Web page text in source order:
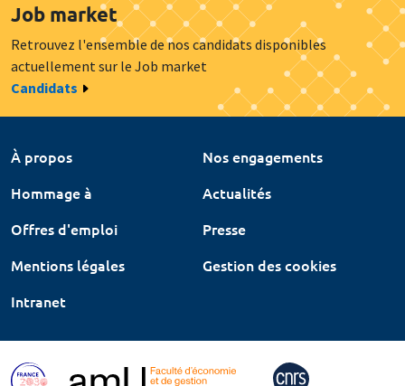
Job market
Retrouvez l'ensemble de nos candidats disponibles
actuellement sur le Job market
Candidats
À propos
Nos engagements
Hommage à
Actualités
Offres d'emploi
Presse
Mentions légales
Gestion des cookies
Intranet